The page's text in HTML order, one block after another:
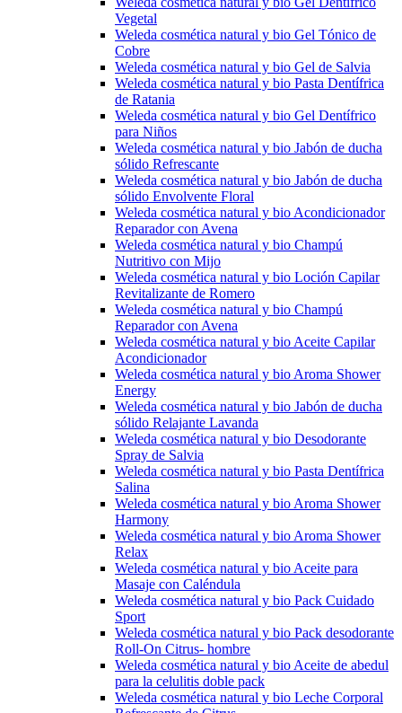
Vegetal
Weleda cosmética natural y bio Gel Tónico de
Cobre
Weleda cosmética natural y bio Gel de Salvia
Weleda cosmética natural y bio Pasta Dentífrica
de Ratania
Weleda cosmética natural y bio Gel Dentífrico
para Niños
Weleda cosmética natural y bio Jabón de ducha
sólido Refrescante
Weleda cosmética natural y bio Jabón de ducha
sólido Envolvente Floral
Weleda cosmética natural y bio Acondicionador
Reparador con Avena
Weleda cosmética natural y bio Champú
Nutritivo con Mijo
Weleda cosmética natural y bio Loción Capilar
Revitalizante de Romero
Weleda cosmética natural y bio Champú
Reparador con Avena
Weleda cosmética natural y bio Aceite Capilar
Acondicionador
Weleda cosmética natural y bio Aroma Shower
Energy
Weleda cosmética natural y bio Jabón de ducha
sólido Relajante Lavanda
Weleda cosmética natural y bio Desodorante
Spray de Salvia
Weleda cosmética natural y bio Pasta Dentífrica
Salina
Weleda cosmética natural y bio Aroma Shower
Harmony
Weleda cosmética natural y bio Aroma Shower
Relax
Weleda cosmética natural y bio Aceite para
Masaje con Caléndula
Weleda cosmética natural y bio Pack Cuidado
Sport
Weleda cosmética natural y bio Pack desodorante
Roll-On Citrus- hombre
Weleda cosmética natural y bio Aceite de abedul
para la celulitis doble pack
Weleda cosmética natural y bio Leche Corporal